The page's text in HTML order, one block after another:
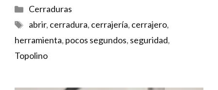
Categorías
Cerraduras
Etiquetas
abrir, cerradura, cerrajería, cerrajero,
herramienta, pocos segundos, seguridad,
Topolino